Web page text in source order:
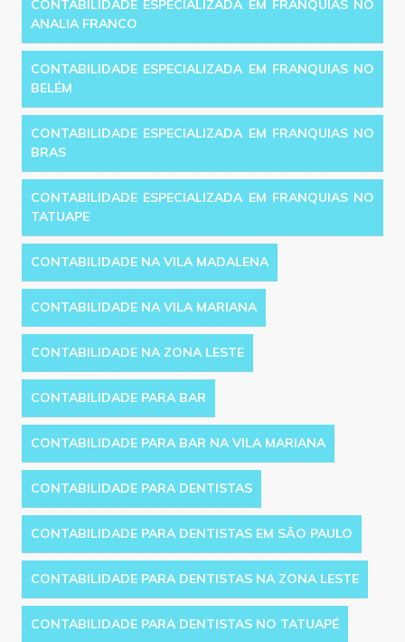
CONTABILIDADE ESPECIALIZADA EM FRANQUIAS NO
ANALIA FRANCO
CONTABILIDADE ESPECIALIZADA EM FRANQUIAS NO
BELÉM
CONTABILIDADE ESPECIALIZADA EM FRANQUIAS NO
BRAS
CONTABILIDADE ESPECIALIZADA EM FRANQUIAS NO
TATUAPE
CONTABILIDADE NA VILA MADALENA
CONTABILIDADE NA VILA MARIANA
CONTABILIDADE NA ZONA LESTE
CONTABILIDADE PARA BAR
CONTABILIDADE PARA BAR NA VILA MARIANA
CONTABILIDADE PARA DENTISTAS
CONTABILIDADE PARA DENTISTAS EM SÃO PAULO
CONTABILIDADE PARA DENTISTAS NA ZONA LESTE
CONTABILIDADE PARA DENTISTAS NO TATUAPÉ